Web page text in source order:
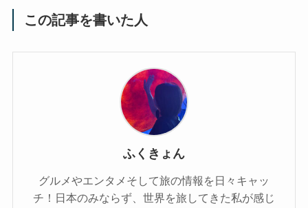
この記事を書いた人
ふくきょん
グルメやエンタメそして旅の情報を日々キャッ
チ！日本のみならず、世界を旅してきた私が感じ